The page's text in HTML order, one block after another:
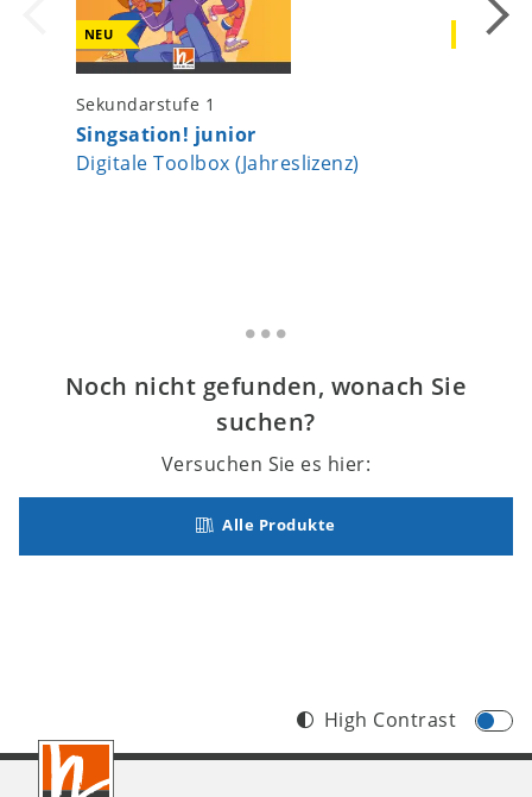
NEU
Sekundarstufe 1
Singsation! junior
Digitale Toolbox (Jahreslizenz)
NEU
Noch nicht gefunden, wonach Sie
suchen?
Versuchen Sie es hier:
Alle Produkte
Footer
High Contrast